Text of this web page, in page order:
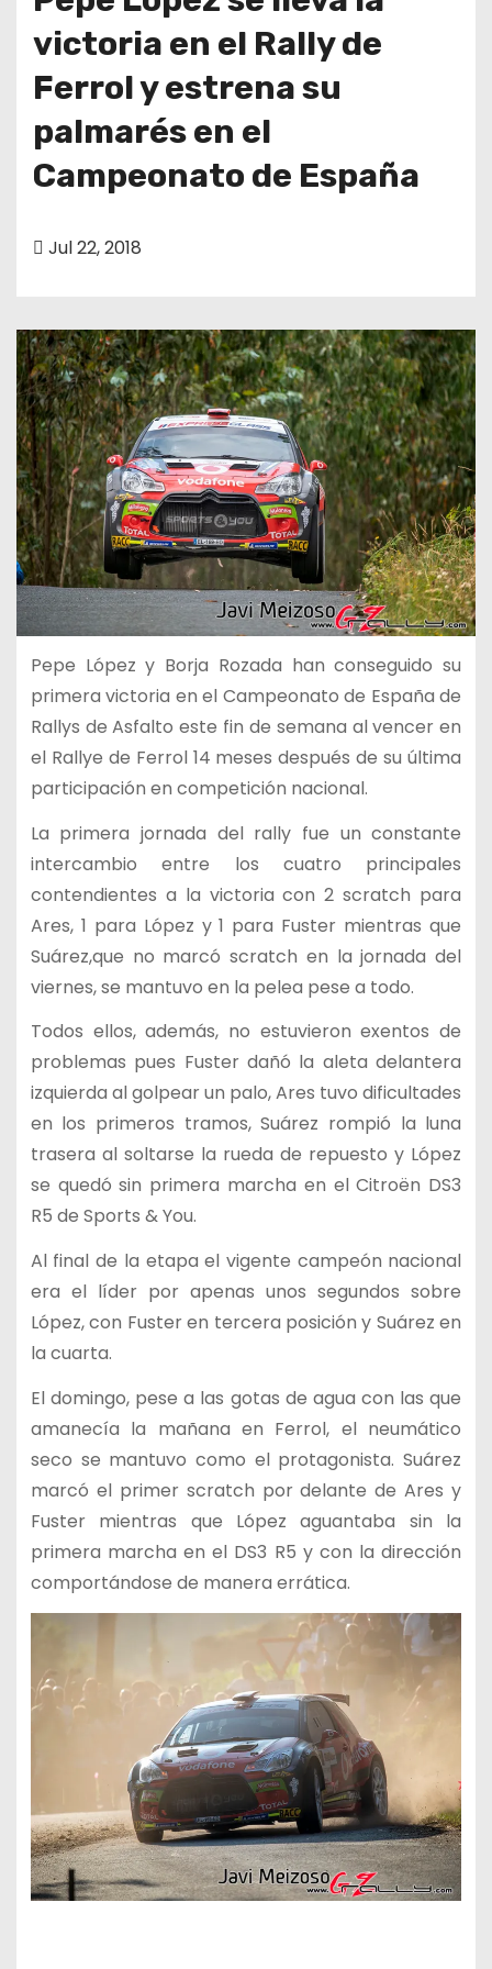
victoria en el Rally de
Ferrol y estrena su
palmarés en el
Campeonato de España
Jul 22, 2018
Pepe López y Borja Rozada han conseguido su
primera victoria en el Campeonato de España de
Rallys de Asfalto este fin de semana al vencer en
el Rallye de Ferrol 14 meses después de su última
participación en competición nacional.
La primera jornada del rally fue un constante
intercambio entre los cuatro principales
contendientes a la victoria con 2 scratch para
Ares, 1 para López y 1 para Fuster mientras que
Suárez,que no marcó scratch en la jornada del
viernes, se mantuvo en la pelea pese a todo.
Todos ellos, además, no estuvieron exentos de
problemas pues Fuster dañó la aleta delantera
izquierda al golpear un palo, Ares tuvo dificultades
en los primeros tramos, Suárez rompió la luna
trasera al soltarse la rueda de repuesto y López
se quedó sin primera marcha en el Citroën DS3
R5 de Sports & You.
Al final de la etapa el vigente campeón nacional
era el líder por apenas unos segundos sobre
López, con Fuster en tercera posición y Suárez en
la cuarta.
El domingo, pese a las gotas de agua con las que
amanecía la mañana en Ferrol, el neumático
seco se mantuvo como el protagonista. Suárez
marcó el primer scratch por delante de Ares y
Fuster mientras que López aguantaba sin la
primera marcha en el DS3 R5 y con la dirección
comportándose de manera errática.